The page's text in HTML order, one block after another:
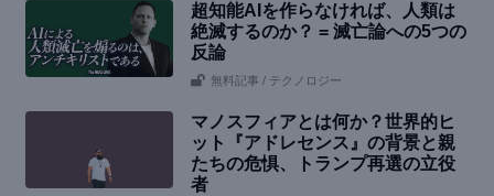
超知能AIを作らなければ、人類は
絶滅するのか？ = 滅亡論への5つの
反論
無料記事 / テクノロジー
マノスフィアとは何か？世界的ヒ
ット『アドレセンス』の背景と親
たちの危惧、トランプ再選の立役
者